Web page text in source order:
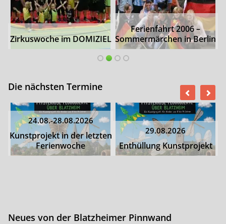
Zirkuswoche im DOMIZIEL
Ferienfahrt 2006 –
Sommermärchen in Berlin
Die nächsten Termine
24.08.-28.08.2026
Kunstprojekt in der letzten
Ferienwoche
29.08.2026
Enthüllung Kunstprojekt
Neues von der Blatzheimer Pinnwand